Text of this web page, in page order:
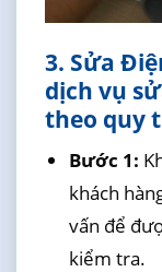
3. Sửa
dịch vụ
theo quy
Bước 1:
khách
vấn để
kiểm tra.